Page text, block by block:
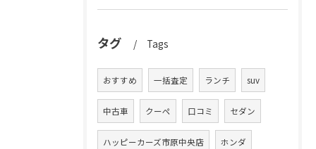
タグ Tags
おすすめ 一括査定 ランチ suv
中古車 クーペ 口コミ セダン
ハッピーカーズ市原中央店 ホンダ